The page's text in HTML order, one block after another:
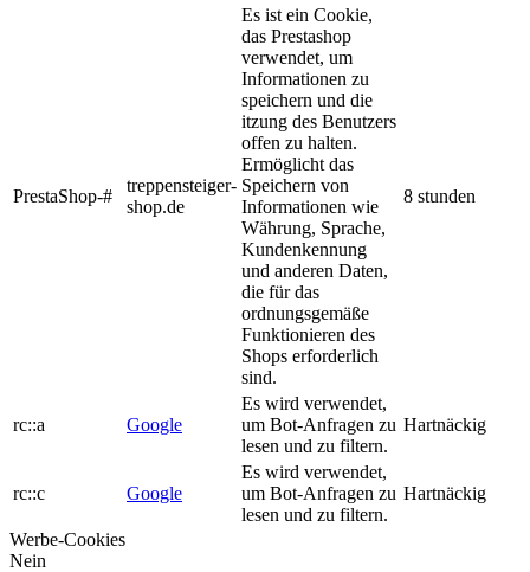
PrestaShop-#
treppensteiger-
shop.de
Es ist ein Cookie,
das Prestashop
verwendet, um
Informationen zu
speichern und die
itzung des Benutzers
offen zu halten.
Ermöglicht das
Speichern von
Informationen wie
Währung, Sprache,
Kundenkennung
und anderen Daten,
die für das
ordnungsgemäße
Funktionieren des
Shops erforderlich
sind.
8 stunden
rc::a Google
Es wird verwendet,
um Bot-Anfragen zu
lesen und zu filtern.
Hartnäckig
rc::c Google
Es wird verwendet,
um Bot-Anfragen zu
lesen und zu filtern.
Hartnäckig
Werbe-Cookies
Nein